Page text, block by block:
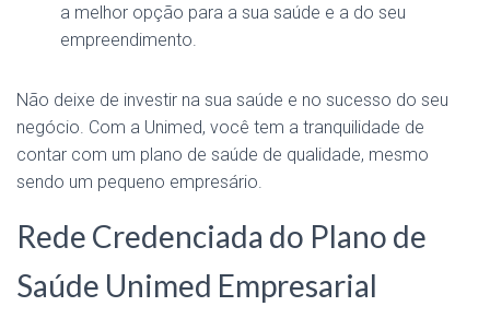
a melhor opção para a sua saúde e a do seu
empreendimento.
Não deixe de investir na sua saúde e no sucesso do seu
negócio. Com a Unimed, você tem a tranquilidade de
contar com um plano de saúde de qualidade, mesmo
sendo um pequeno empresário.
Rede Credenciada do Plano de
Saúde Unimed Empresarial